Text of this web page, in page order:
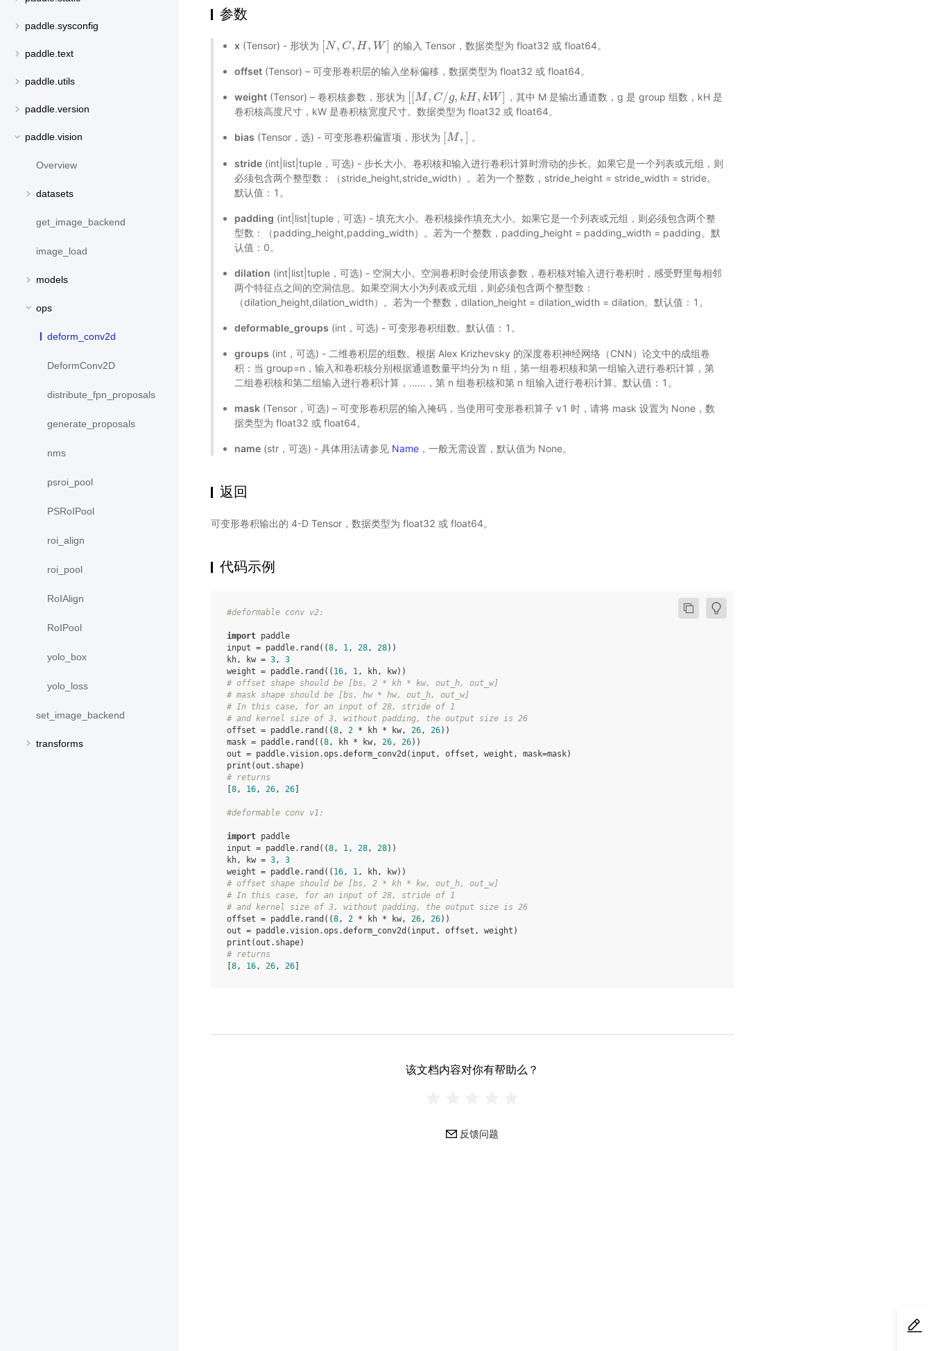
paddle.sysconfig
paddle.text
paddle.utils
paddle.version
paddle.vision
Overview
datasets
get_image_backend
image_load
models
ops
deform_conv2d
DeformConv2D
distribute_fpn_proposals
generate_proposals
nms
psroi_pool
PSRoIPool
roi_align
roi_pool
RoIAlign
RoIPool
yolo_box
yolo_loss
set_image_backend
transforms
参数
x (Tensor) - 形状为 [N, C, H, W]
[N,C,H,W] 的输入 Tensor，数据类型为 float32 或 float64。
offset (Tensor) – 可变形卷积层的输入坐标偏移，数据类型为 float32 或 float64。
weight (Tensor) – 卷积核参数，形状为 [[M, C/g, kH, kW]
[M,C /g,kH ,kW]
，其中 M 是输出通道数，g 是 group 组数，kH 是
卷积核高度尺寸，kW 是卷积核宽度尺寸。数据类型为 float32 或 float64。
bias (Tensor，选) - 可变形卷积偏置项，形状为 [M,]
[M,] 。
stride (int|list|tuple，可选) - 步长大小。卷积核和输入进行卷积计算时滑动的步长。如果它是一个列表或元组，则
必须包含两个整型数：（stride_height,stride_width）。若为一个整数，stride_height = stride_width = stride。
默认值：1。
padding (int|list|tuple，可选) - 填充大小。卷积核操作填充大小。如果它是一个列表或元组，则必须包含两个整
型数：（padding_height,padding_width）。若为一个整数，padding_height = padding_width = padding。默
认值：0。
dilation (int|list|tuple，可选) - 空洞大小。空洞卷积时会使用该参数，卷积核对输入进行卷积时，感受野里每相邻
两个特征点之间的空洞信息。如果空洞大小为列表或元组，则必须包含两个整型数：
（dilation_height,dilation_width）。若为一个整数，dilation_height = dilation_width = dilation。默认值：1。
deformable_groups (int，可选) - 可变形卷积组数。默认值：1。
groups (int，可选) - 二维卷积层的组数。根据 Alex Krizhevsky 的深度卷积神经网络（CNN）论文中的成组卷
积：当 group=n，输入和卷积核分别根据通道数量平均分为 n 组，第一组卷积核和第一组输入进行卷积计算，第
二组卷积核和第二组输入进行卷积计算，……，第 n 组卷积核和第 n 组输入进行卷积计算。默认值：1。
mask (Tensor，可选) – 可变形卷积层的输入掩码，当使用可变形卷积算子 v1 时，请将 mask 设置为 None，数
据类型为 float32 或 float64。
name (str，可选) - 具体用法请参见 Name ，一般无需设置，默认值为 None。
返回
可变形卷积输出的 4-D Tensor，数据类型为 float32 或 float64。
代码示例
#deformable conv v2:
import paddle
input = paddle. rand ((8, 1, 28, 28))
kh, kw = 3,
3
weight = paddle. rand (( 16, 1, kh, kw))
# offset shape should be [bs, 2 * kh * kw, out_h, out_w]
# mask shape should be [bs, hw * hw, out_h, out_w]
# In this case, for an input of 28, stride of 1
# and kernel size of 3, without padding, the output size is 26
offset = paddle. rand ((8, 2 * kh * kw, 26, 26))
mask = paddle. rand ((8, kh * kw, 26, 26))
out = paddle.vision.ops .deform_conv2d ( input , offset , weight , mask=mask)
print (out . shape)
# returns
[8, 16, 26, 26]
#deformable conv v1:
import paddle
input = paddle. rand ((8, 1, 28, 28))
kh, kw = 3,
3
weight = paddle. rand (( 16, 1, kh, kw))
# offset shape should be [bs, 2 * kh * kw, out_h, out_w]
# In this case, for an input of 28, stride of 1
# and kernel size of 3, without padding, the output size is 26
offset = paddle. rand ((8, 2 * kh * kw, 26, 26))
out = paddle.vision.ops .deform_conv2d ( input , offset , weight )
print (out . shape)
# returns
[8, 16, 26, 26]
该文档内容对你有帮助么？
反馈问题